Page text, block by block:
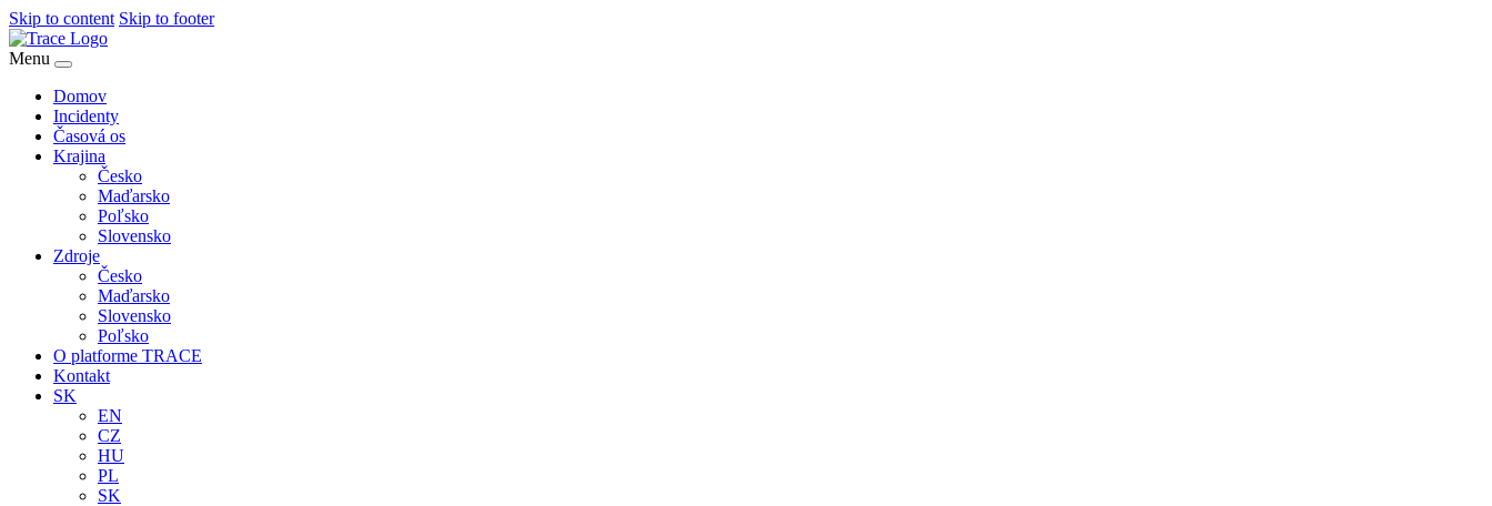
Skip to content Skip to footer
Menu
Domov
Incidenty
Časová os
Krajina
Česko
Maďarsko
Poľsko
Slovensko
Zdroje
Česko
Maďarsko
Slovensko
Poľsko
O platforme TRACE
Kontakt
SK
EN
CZ
HU
PL
SK